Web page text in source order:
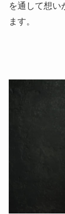
を通して想い
ます。